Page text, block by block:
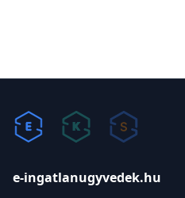
e-ingatlanugyvedek.hu